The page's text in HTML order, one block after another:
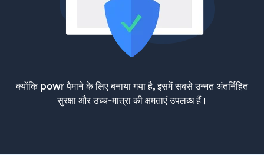
क्योंकि powr पैमाने के लिए बनाया गया है, इसमें सबसे उन्नत अंतर्निहित
सुरक्षा और उच्च-मात्रा की क्षमताएं उपलब्ध हैं।